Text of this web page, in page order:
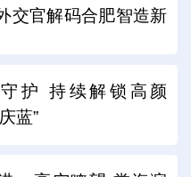
交官解码合肥智造新
护 持续解锁高颜
蓝”